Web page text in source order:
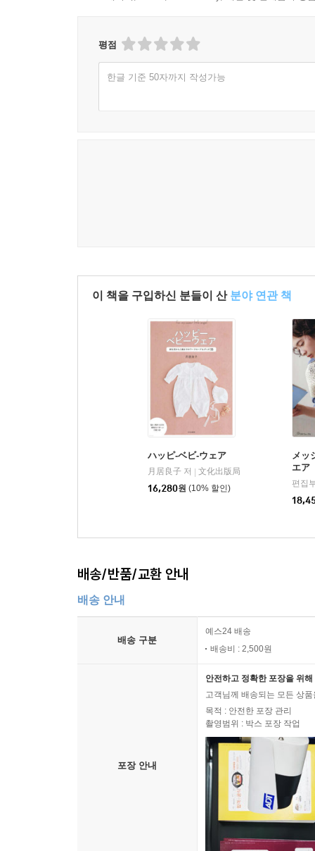
평점
한글 기준 50자까지 작성가능
이 책을 구입하신 분들이 산 분야 연관 책
ハッピ-ベビ-ウェア
月居良子 저
文化出版局
16,280원 (10% 할인)
メッ
エア
편집
배송/반품/교환 안내
배송 안내
배송 구분
예스24 배송
배송비 : 2,500원
포장 안내
안전하고 정확한 포장을 위
고객님께 배송되는 모든 상
목적 : 안전한 포장 관리
촬영범위 : 박스 포장 작업